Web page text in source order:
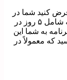
کنید شما در
یک دوره فشرده زبان انگلیسی ثبت‌نام کنید که شامل ۵ روز در
برنامه به شما این
که معمولاً در